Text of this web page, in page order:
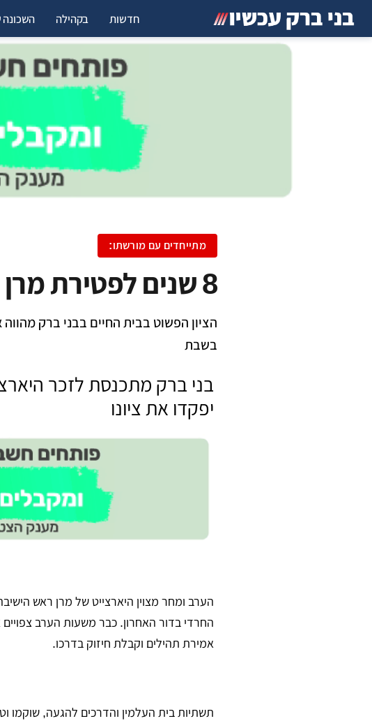
חדשות בקהילה השכונה
מתייחדים עם מורשתו:
8 שנים לפטירת מרן – אלפים יפקדו את הציון
הציון הפשוט בבית החיים בבני ברק
בשבת
בני ברק מתכנסת לזכר
יפקדו את ציונו
הערב ומחר מצוין היארצייט של מרן ראש
החרדי בדור האחרון. כבר משעות הערב
אמירת תהילים וקבלת חיזוק בדרכו.
תשתיות בית העלמין והדרכים להגעה, שוקמו